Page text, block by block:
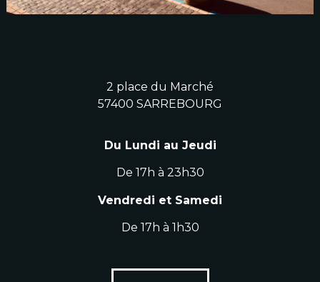
2 place du Marché
57400 SARREBOURG
Du Lundi au Jeudi
De 17h à 23h30
Vendredi et Samedi
De 17h à 1h30